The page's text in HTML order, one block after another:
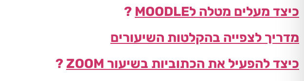
כיצד מעלים מטלה לMOODLE
?
מדריך לצפייה בהקלטות השיעורים
כיצד להפעיל את הכתוביות בשיעור ZOOM
?